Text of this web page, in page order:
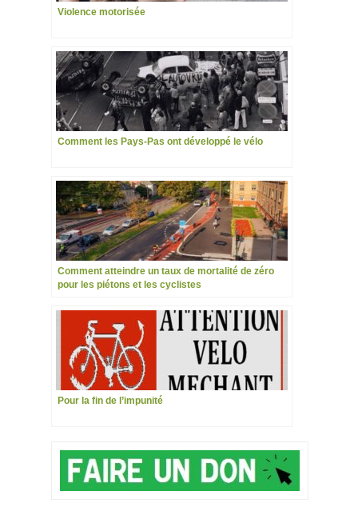
Violence motorisée
Comment les Pays-Pas ont développé le vélo
Comment atteindre un taux de mortalité de zéro
pour les piétons et les cyclistes
Pour la fin de l’impunité